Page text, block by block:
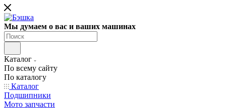
Мы думаем о вас и ваших машинах
Каталог
По всему сайту
По каталогу
Каталог
Подшипники
Мото запчасти